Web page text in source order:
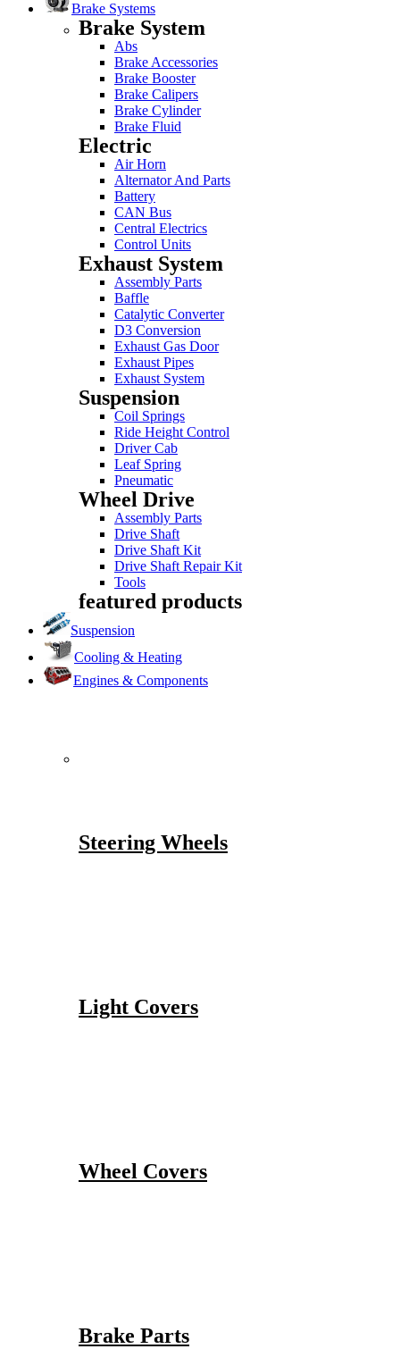
Brake Systems
Brake System
Abs
Brake Accessories
Brake Booster
Brake Calipers
Brake Cylinder
Brake Fluid
Electric
Air Horn
Alternator And Parts
Battery
CAN Bus
Central Electrics
Control Units
Exhaust System
Assembly Parts
Baffle
Catalytic Converter
D3 Conversion
Exhaust Gas Door
Exhaust Pipes
Exhaust System
Suspension
Coil Springs
Ride Height Control
Driver Cab
Leaf Spring
Pneumatic
Wheel Drive
Assembly Parts
Drive Shaft
Drive Shaft Kit
Drive Shaft Repair Kit
Tools
featured products
Suspension
Cooling & Heating
Engines & Components
Steering Wheels
Light Covers
Wheel Covers
Brake Parts